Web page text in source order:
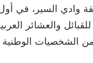
وادي السير، في أول
والعشائر
الشخصيات الوطنية